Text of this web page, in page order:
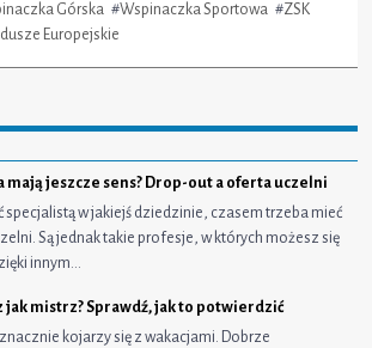
Górska #Wspinaczka Sportowa #ZSK
Europejskie
mają jeszcze sens? Drop-out a oferta uczelni
specjalistą w jakiejś dziedzinie, czasem trzeba mieć
Są jednak takie profesje, w których możesz się
innym…
jak mistrz? Sprawdź, jak to potwierdzić
kojarzy się z wakacjami. Dobrze